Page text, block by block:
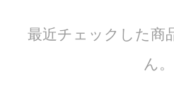
最近チェックした商
ん。